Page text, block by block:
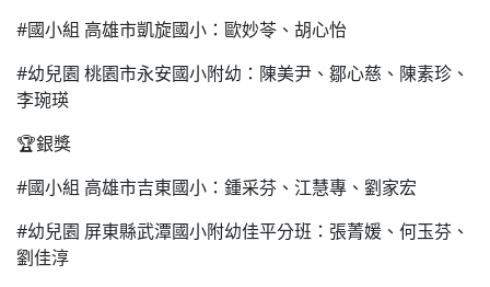
#國小組 高雄市凱旋國小：歐妙苓、胡心怡
#幼兒園 桃園市永安國小附幼：陳美尹、鄒心慈、陳素珍、
李琬瑛
🏆銀獎
#國小組 高雄市吉東國小：鍾采芬、江慧專、劉家宏
#幼兒園 屏東縣武潭國小附幼佳平分班：張菁媛、何玉芬、
劉佳淳